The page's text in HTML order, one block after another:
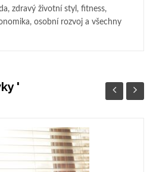
zdravý životní styl, fitness,
osobní rozvoj a všechny
'